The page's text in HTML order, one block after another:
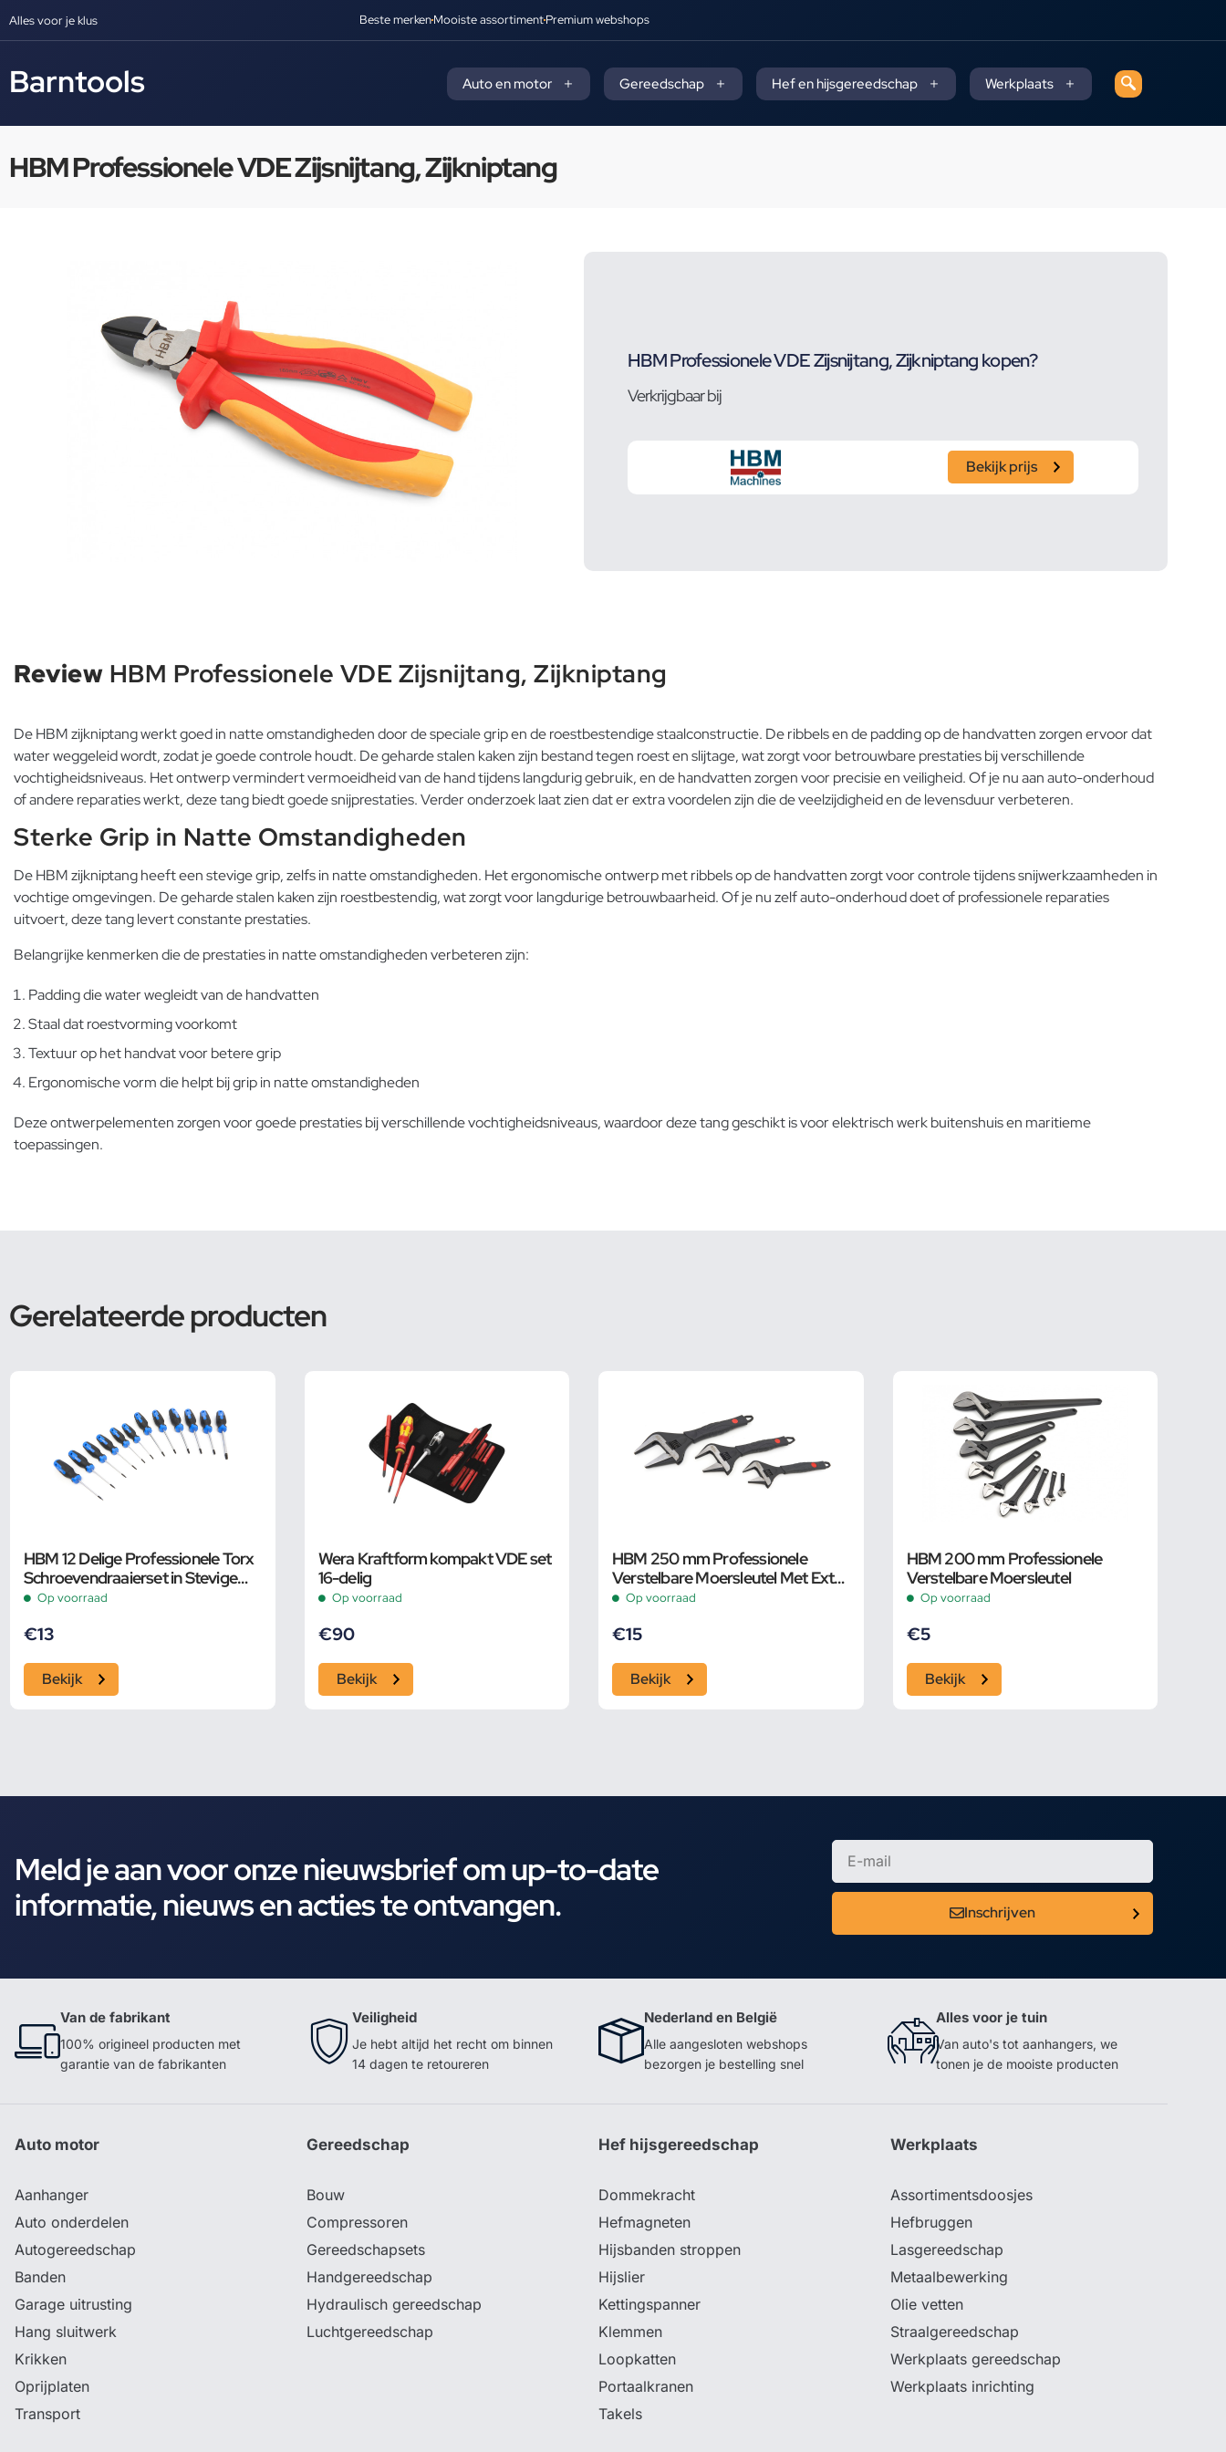
Alles voor je klus Beste merkenMooiste assortimentPremium webshops
Barntools Auto en motor Gereedschap Hef en hijsgereedschap Werkplaats
HBM Professionele VDE Zijsnijtang, Zijkniptang
HBM Professionele VDE Zijsnijtang, Zijkniptang kopen?
Verkrijgbaar bij
Bekijk prijs
Review HBM Professionele VDE Zijsnijtang, Zijkniptang
De HBM zijkniptang werkt goed in natte omstandigheden door de speciale grip en de roestbestendige staalconstructie. De ribbels en de padding op de handvatten zorgen ervoor dat
water weggeleid wordt, zodat je goede controle houdt. De geharde stalen kaken zijn bestand tegen roest en slijtage, wat zorgt voor betrouwbare prestaties bij verschillende
vochtigheidsniveaus. Het ontwerp vermindert vermoeidheid van de hand tijdens langdurig gebruik, en de handvatten zorgen voor precisie en veiligheid. Of je nu aan auto-onderhoud
of andere reparaties werkt, deze tang biedt goede snijprestaties. Verder onderzoek laat zien dat er extra voordelen zijn die de veelzijdigheid en de levensduur verbeteren.
Sterke Grip in Natte Omstandigheden
De HBM zijkniptang heeft een stevige grip, zelfs in natte omstandigheden. Het ergonomische ontwerp met ribbels op de handvatten zorgt voor controle tijdens snijwerkzaamheden in
vochtige omgevingen. De geharde stalen kaken zijn roestbestendig, wat zorgt voor langdurige betrouwbaarheid. Of je nu zelf auto-onderhoud doet of professionele reparaties
uitvoert, deze tang levert constante prestaties.
Belangrijke kenmerken die de prestaties in natte omstandigheden verbeteren zijn:
Padding die water wegleidt van de handvatten
Staal dat roestvorming voorkomt
Textuur op het handvat voor betere grip
Ergonomische vorm die helpt bij grip in natte omstandigheden
Deze ontwerpelementen zorgen voor goede prestaties bij verschillende vochtigheidsniveaus, waardoor deze tang geschikt is voor elektrisch werk buitenshuis en maritieme
toepassingen.
Gerelateerde producten
HBM 12 Delige Professionele Torx
Schroevendraaierset in Stevige
Opbergetui
Op voorraad
€13
Bekijk
Wera Kraftform kompakt VDE set
16-delig
Op voorraad
€90
Bekijk
HBM 250 mm Professionele
Verstelbare Moersleutel Met Extra
Groot Bereik en Extra Smalle Bek
Op voorraad
€15
Bekijk
HBM 200 mm Professionele
Verstelbare Moersleutel
Op voorraad
€5
Bekijk
Meld je aan voor onze nieuwsbrief om up-to-date
informatie, nieuws en acties te ontvangen.
Inschrijven
Van de fabrikant
100% origineel producten met
garantie van de fabrikanten
Veiligheid
Je hebt altijd het recht om binnen
14 dagen te retoureren
Nederland en België
Alle aangesloten webshops
bezorgen je bestelling snel
Alles voor je tuin
Van auto's tot aanhangers, we
tonen je de mooiste producten
Auto motor
Aanhanger
Auto onderdelen
Autogereedschap
Banden
Garage uitrusting
Hang sluitwerk
Krikken
Oprijplaten
Transport
Gereedschap
Bouw
Compressoren
Gereedschapsets
Handgereedschap
Hydraulisch gereedschap
Luchtgereedschap
Hef hijsgereedschap
Dommekracht
Hefmagneten
Hijsbanden stroppen
Hijslier
Kettingspanner
Klemmen
Loopkatten
Portaalkranen
Takels
Werkplaats
Assortimentsdoosjes
Hefbruggen
Lasgereedschap
Metaalbewerking
Olie vetten
Straalgereedschap
Werkplaats gereedschap
Werkplaats inrichting